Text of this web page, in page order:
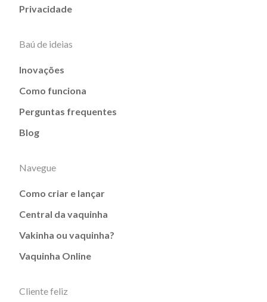
Privacidade
Baú de ideias
Inovações
Como funciona
Perguntas frequentes
Blog
Navegue
Como criar e lançar
Central da vaquinha
Vakinha ou vaquinha?
Vaquinha Online
Cliente feliz